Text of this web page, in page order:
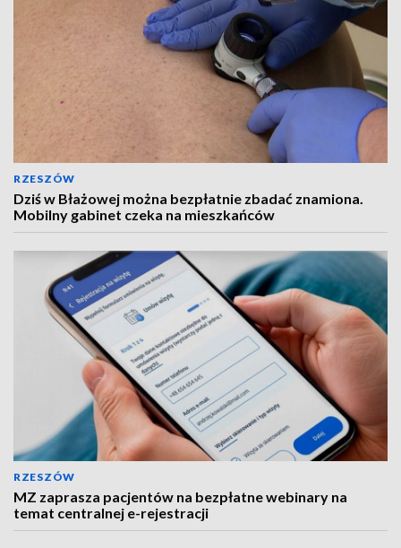
RZESZÓW
Dziś w Błażowej można bezpłatnie zbadać znamiona.
Mobilny gabinet czeka na mieszkańców
RZESZÓW
MZ zaprasza pacjentów na bezpłatne webinary na
temat centralnej e-rejestracji